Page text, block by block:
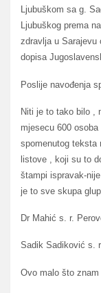
Ljubuškom sa g.
Ljubuškog prema
zdravlja u Sarajevu
dopisa
Poslije navođenja
Niti je to tako bilo ,
mjesecu 600
spomenutog
listove , koji su to
štampi ispravak-
je to sve skupa
Dr Mahić s. r.
Sadik Sadiković s.
Ovo malo što